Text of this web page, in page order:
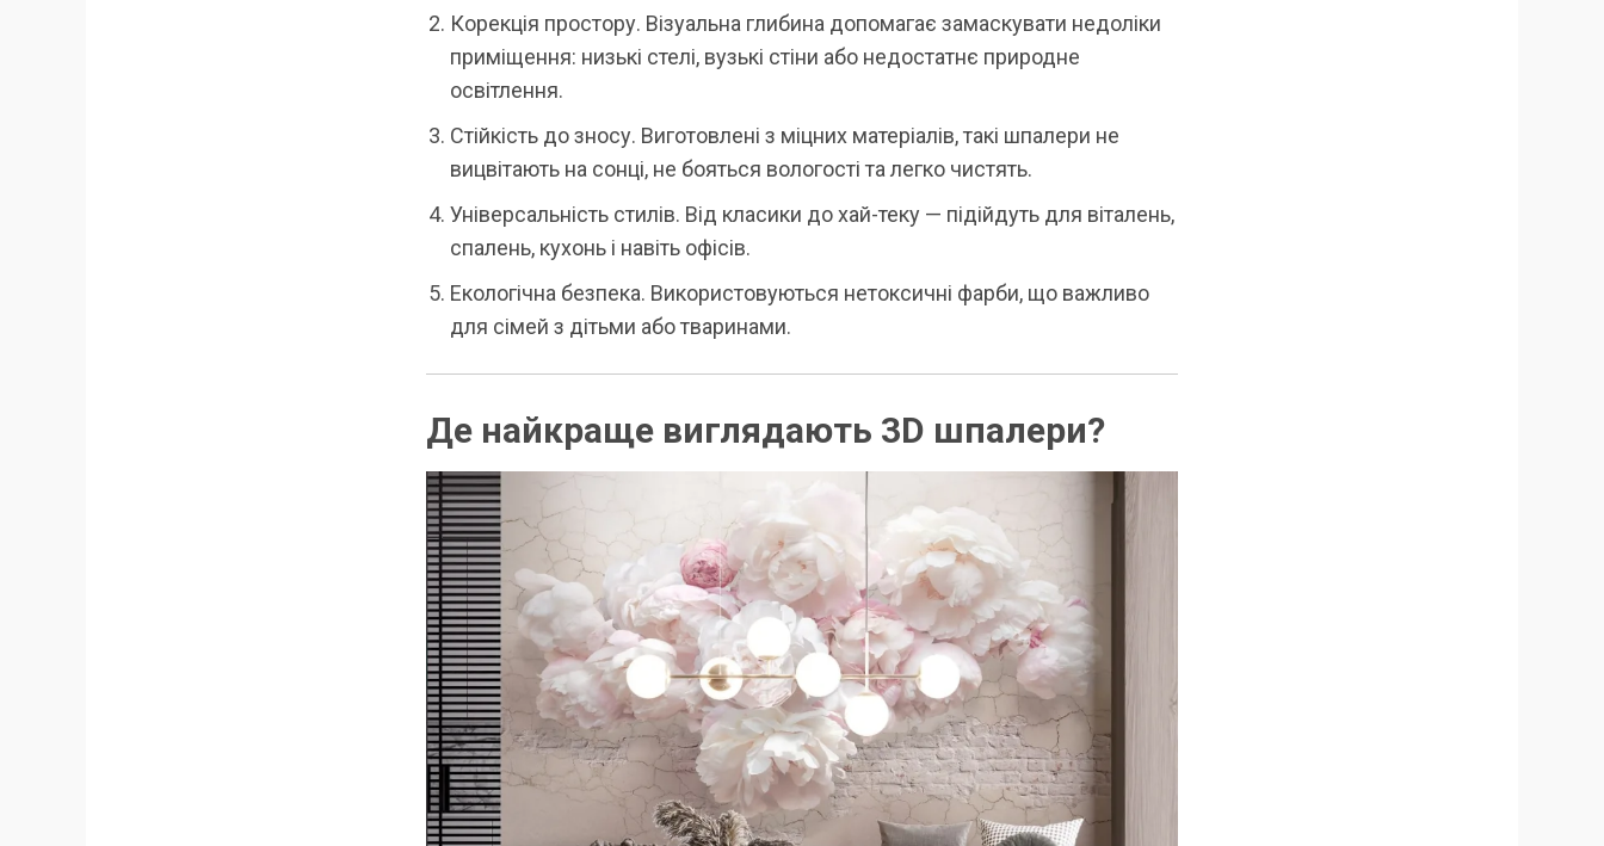
Корекція простору. Візуальна глибина допомагає замаскувати недоліки
приміщення: низькі стелі, вузькі стіни або недостатнє природне
освітлення.
Стійкість до зносу. Виготовлені з міцних матеріалів, такі шпалери не
вицвітають на сонці, не бояться вологості та легко чистять.
Універсальність стилів. Від класики до хай-теку — підійдуть для віталень,
спалень, кухонь і навіть офісів.
Екологічна безпека. Використовуються нетоксичні фарби, що важливо
для сімей з дітьми або тваринами.
Де найкраще виглядають 3D шпалери?